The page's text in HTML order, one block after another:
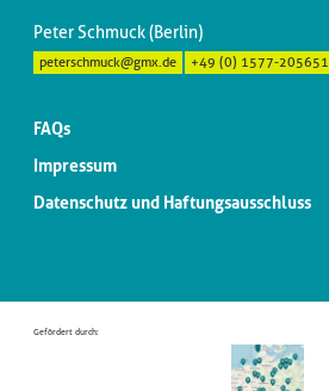
Peter Schmuck (Berlin)
peterschmuck@gmx.de +49 (0) 1577-
FAQs
Impressum
Datenschutz und Haftungsausschluss
Gefördert durch: